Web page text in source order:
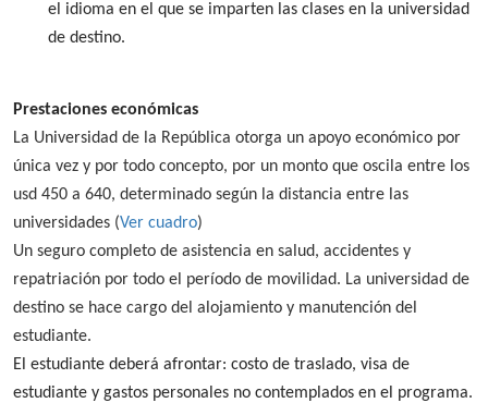
el idioma en el que se imparten las clases en la universidad
de destino.
Prestaciones económicas
La Universidad de la República otorga un apoyo económico por
única vez y por todo concepto, por un monto que oscila entre los
usd 450 a 640, determinado según la distancia entre las
universidades (Ver cuadro)
Un seguro completo de asistencia en salud, accidentes y
repatriación por todo el período de movilidad. La universidad de
destino se hace cargo del alojamiento y manutención del
estudiante.
El estudiante deberá afrontar: costo de traslado, visa de
estudiante y gastos personales no contemplados en el programa.